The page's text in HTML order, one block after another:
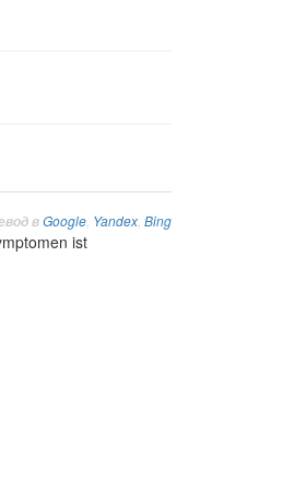
вGoogle Yandex Bing
ist